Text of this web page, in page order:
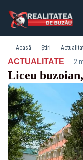
Acasă Știri
ACTUALITATE· 2
Liceu